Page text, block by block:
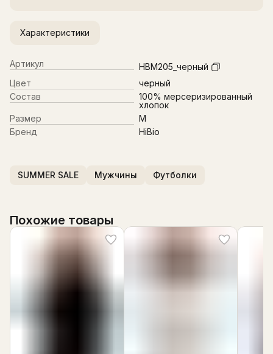
Характеристики
Артикул
HBM205_черный
Цвет
черный
Состав
100% мерсеризированный
хлопок
Размер
M
Бренд
HiBio
SUMMER SALE Мужчины Футболки
Похожие товары